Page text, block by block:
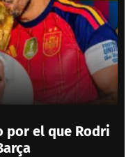
por el que Rodri